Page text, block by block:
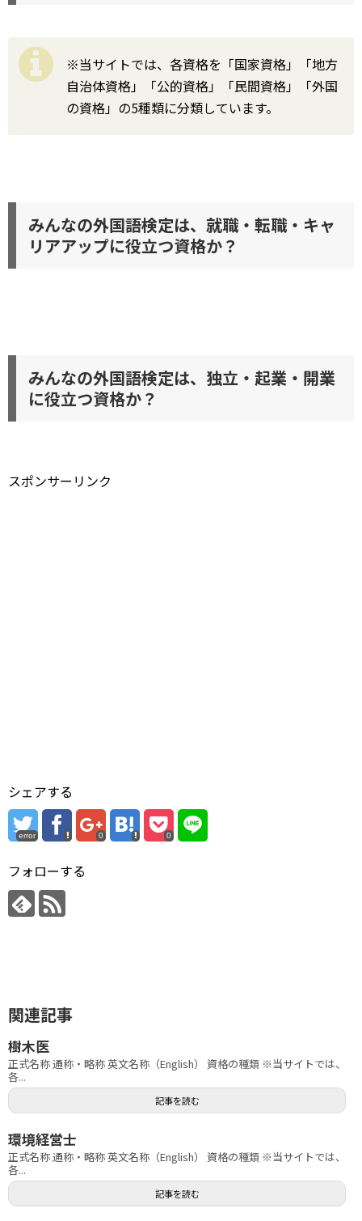
※当サイトでは、各資格を「国家資格」「地方
自治体資格」「公的資格」「民間資格」「外国
の資格」の5種類に分類しています。
みんなの外国語検定は、就職・転職・キャ
リアアップに役立つ資格か？
みんなの外国語検定は、独立・起業・開業
に役立つ資格か？
スポンサーリンク
シェアする
error 0 0
フォローする
関連記事
樹木医
正式名称 通称・略称 英文名称（English） 資格の種類 ※当サイトでは、
各...
記事を読む
環境経営士
正式名称 通称・略称 英文名称（English） 資格の種類 ※当サイトでは、
各...
記事を読む